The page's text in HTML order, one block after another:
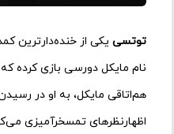
توتسی یکی از خنده‌دارترین
نام مایکل دورسی بازی کرده
هم‌اتاقی مایکل، به او در
اظهارنظرهای تمسخرآمیزی